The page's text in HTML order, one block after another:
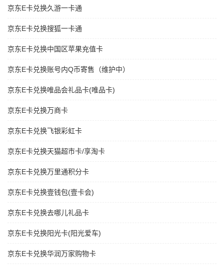
京东E卡兑换久游一卡通
京东E卡兑换搜狐一卡通
京东E卡兑换中国区苹果充值卡
京东E卡兑换账号内Q币寄售（维护中）
京东E卡兑换唯品会礼品卡(唯品卡)
京东E卡兑换万商卡
京东E卡兑换飞银彩虹卡
京东E卡兑换天猫超市卡/享淘卡
京东E卡兑换万里通积分卡
京东E卡兑换壹钱包(壹卡会)
京东E卡兑换去哪儿礼品卡
京东E卡兑换阳光卡(阳光爱车)
京东E卡兑换华润万家购物卡